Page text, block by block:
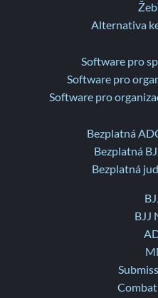
Alternativa
Software pro
Software pro
Software pro
Bezplatná
Bezplatná
Bezplatná
BJJ